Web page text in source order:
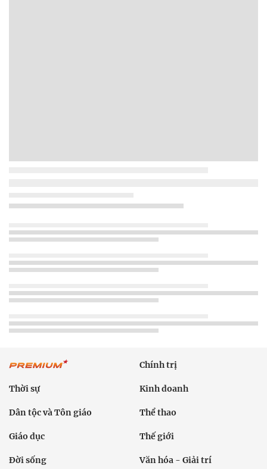
Chính trị
Thời sự Kinh doanh
Dân tộc và Tôn giáo Thể thao
Giáo dục Thế giới
Đời sống Văn hóa - Giải trí